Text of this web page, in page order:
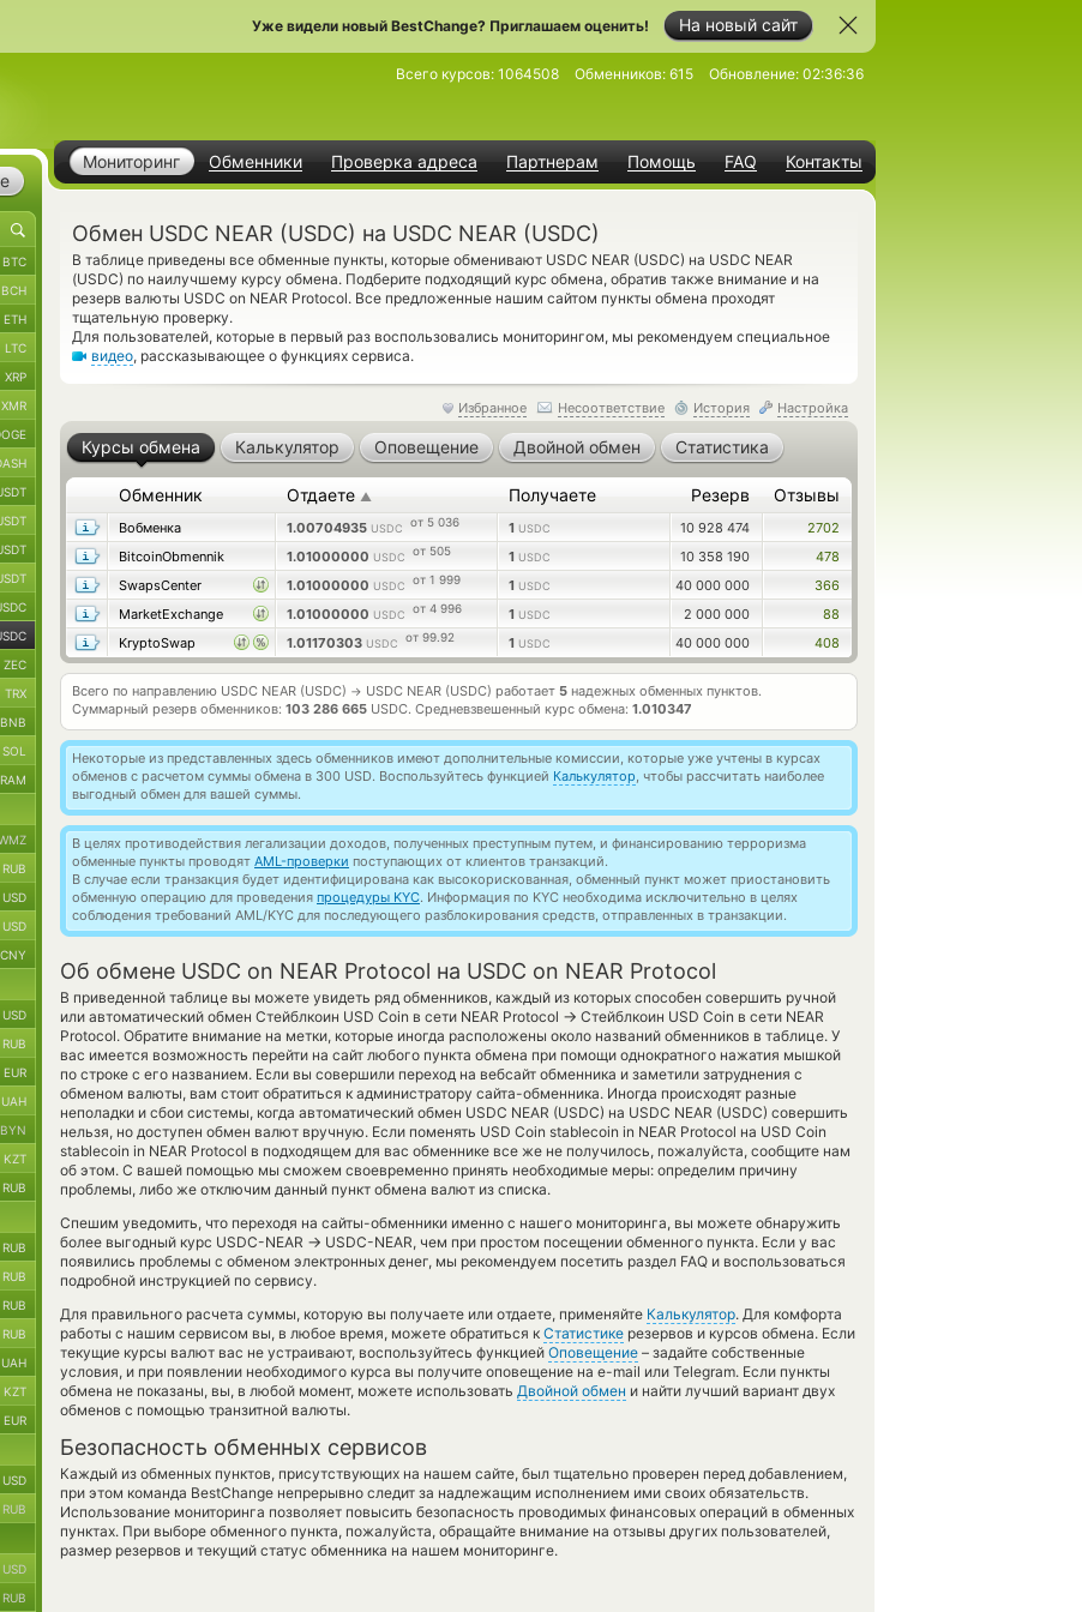
На новый сайт
Уже видели новый BestChange? Приглашаем оценить!
Мониторинг Обменники Проверка адреса Партнерам Помощь FAQ Контакты
Всего курсов: 1064508 Обменников: 615 Обновление: 02:36:36
Обмен USDC NEAR (USDC) на USDC NEAR (USDC)
В таблице приведены все обменные пункты, которые обменивают USDC NEAR (USDC) на USDC NEAR
(USDC) по наилучшему курсу обмена. Подберите подходящий курс обмена, обратив также внимание и на
резерв валюты USDC on NEAR Protocol. Все предложенные нашим сайтом пункты обмена проходят
тщательную проверку.
Для пользователей, которые в первый раз воспользовались мониторингом, мы рекомендуем специальное
видео, рассказывающее о функциях сервиса.
Избранное Несоответствие История Настройка
Курсы обмена Калькулятор Оповещение Двойной обмен Статистика
Обменник Отдаете ▲ Получаете Резерв Отзывы
Вобменка 1.00704935 USDC от 5 036 1 USDC 10 928 474
2702
BitcoinObmennik
1.01000000 USDC от 505 1 USDC 10 358 190
478
SwapsCenter
1.01000000 USDC от 1 999 1 USDC 40 000 000
366
MarketExchange
1.01000000 USDC от 4 996 1 USDC 2 000 000
88
KryptoSwap
1.01170303 USDC от 99.92 1 USDC 40 000 000 408
Всего по направлению USDC NEAR (USDC) → USDC NEAR (USDC) работает 5 надежных обменных пунктов.
Суммарный резерв обменников: 103 286 665 USDC. Средневзвешенный курс обмена: 1.010347
Некоторые из представленных здесь обменников имеют дополнительные комиссии, которые уже учтены в курсах
обменов с расчетом суммы обмена в 300 USD. Воспользуйтесь функцией Калькулятор, чтобы рассчитать наиболее
выгодный обмен для вашей суммы.
В целях противодействия легализации доходов, полученных преступным путем, и финансированию терроризма
обменные пункты проводят AML-проверки поступающих от клиентов транзакций.
В случае если транзакция будет идентифицирована как высокорискованная, обменный пункт может приостановить
обменную операцию для проведения процедуры KYC. Информация по KYC необходима исключительно в целях
соблюдения требований AML/KYC для последующего разблокирования средств, отправленных в транзакции.
Об обмене USDC on NEAR Protocol на USDC on NEAR Protocol
В приведенной таблице вы можете увидеть ряд обменников, каждый из которых способен совершить ручной
или автоматический обмен Стейблкоин USD Coin в сети NEAR Protocol → Стейблкоин USD Coin в сети NEAR
Protocol. Обратите внимание на метки, которые иногда расположены около названий обменников в таблице. У
вас имеется возможность перейти на сайт любого пункта обмена при помощи однократного нажатия мышкой
по строке с его названием. Если вы совершили переход на вебсайт обменника и заметили затруднения с
обменом валюты, вам стоит обратиться к администратору сайта-обменника. Иногда происходят разные
неполадки и сбои системы, когда автоматический обмен USDC NEAR (USDC) на USDC NEAR (USDC) совершить
нельзя, но доступен обмен валют вручную. Если поменять USD Coin stablecoin in NEAR Protocol на USD Coin
stablecoin in NEAR Protocol в подходящем для вас обменнике все же не получилось, пожалуйста, сообщите нам
об этом. С вашей помощью мы сможем своевременно принять необходимые меры: определим причину
проблемы, либо же отключим данный пункт обмена валют из списка.
Спешим уведомить, что переходя на сайты-обменники именно с нашего мониторинга, вы можете обнаружить
более выгодный курс USDC-NEAR → USDC-NEAR, чем при простом посещении обменного пункта. Если у вас
появились проблемы с обменом электронных денег, мы рекомендуем посетить раздел FAQ и воспользоваться
подробной инструкцией по сервису.
Для правильного расчета суммы, которую вы получаете или отдаете, применяйте Калькулятор. Для комфорта
работы с нашим сервисом вы, в любое время, можете обратиться к Статистике резервов и курсов обмена. Если
текущие курсы валют вас не устраивают, воспользуйтесь функцией Оповещение – задайте собственные
условия, и при появлении необходимого курса вы получите оповещение на e-mail или Telegram. Если пункты
обмена не показаны, вы, в любой момент, можете использовать Двойной обмен и найти лучший вариант двух
обменов с помощью транзитной валюты.
Безопасность обменных сервисов
Каждый из обменных пунктов, присутствующих на нашем сайте, был тщательно проверен перед добавлением,
при этом команда BestChange непрерывно следит за надлежащим исполнением ими своих обязательств.
Использование мониторинга позволяет повысить безопасность проводимых финансовых операций в обменных
пунктах. При выборе обменного пункта, пожалуйста, обращайте внимание на отзывы других пользователей,
размер резервов и текущий статус обменника на нашем мониторинге.
BTC
BCH
ETH
LTC
XRP
XMR
ZEC
TRX
BNB
SOL
RUB
USD
USD
CNY
USD
RUB
EUR
UAH
BYN
KZT
RUB
RUB
RUB
RUB
RUB
UAH
KZT
EUR
USD
RUB
USD
RUB